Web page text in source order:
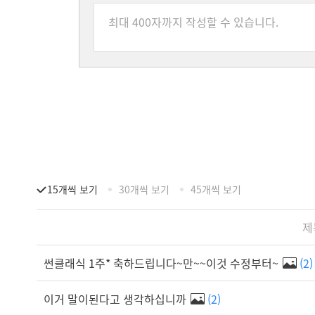
15개씩 보기 30개씩 보기 45개씩 보기
썬클래식 1주* 축하드립니다~만~~이것 수정부터~ (2)
이거 말이된다고 생각하십니까 (2)